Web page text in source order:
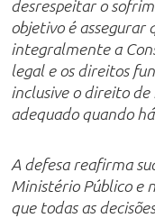
desrespeitar o
objetivo é assegurar
integralmente a
legal e os direitos
inclusive o direito
adequado quando
A defesa reafirma
Ministério Público e
que todas as